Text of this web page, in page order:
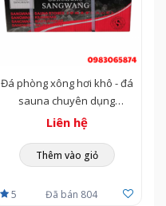
Đá phòng xông hơi khô - đá
sauna chuyên dụng
Sangwang
Liên hệ
Thêm vào giỏ
5 Đã bán 804